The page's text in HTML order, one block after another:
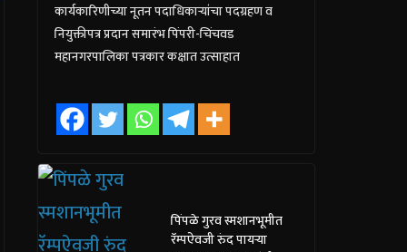
कार्यकारिणीच्या नूतन पदाधिकाऱ्यांचा पदग्रहण व
नियुक्तीपत्र प्रदान समारंभ पिंपरी-चिंचवड
महानगरपालिका पत्रकार कक्षात उत्साहात
पिंपळे गुरव स्मशानभूमीत
रॅम्पऐवजी रुंद पायऱ्या